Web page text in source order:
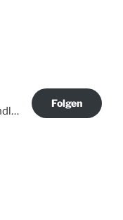
@irgendlink.de@irgendlink.de
Folgen